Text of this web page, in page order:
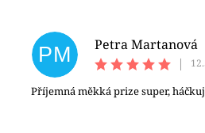
PM
Petra Martanová
|
Příjemná měkká prize super,